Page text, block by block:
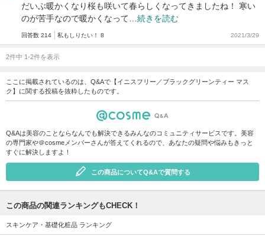
だいぶ暖かくなり桜も咲いて春らしくなってきましたね！ 寒い
のが苦手なので暖かくなって… 続きを読む
回答数 214 私もしりたい！ 8 2021/3/29
2件中 1-2件を表示
ここに掲載されているのは、Q&Aで【イニスフリー／ブラックグリーンティー マス
ク】に関する投稿を抜粋したものです。
Q&Aは美容のことならなんでも解決できるみんなのコミュニティサービスです。美容
の専門家や＠cosmeメンバーさんが答えてくれるので、あなたの疑問や悩みもきっと
すぐに解決しますよ！
この商品についてQ&Aで質問する
この商品の関連ランキングもCHECK！
スキンケア・基礎化粧品 ランキング